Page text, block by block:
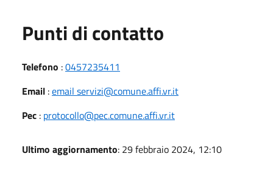
Punti di contatto
Telefono :0457235411
Email :email servizi@comune.affi.vr.it
Pec : protocollo@pec.comune.affi.vr.it
Ultimo aggiornamento: 29 febbraio 2024, 12:10